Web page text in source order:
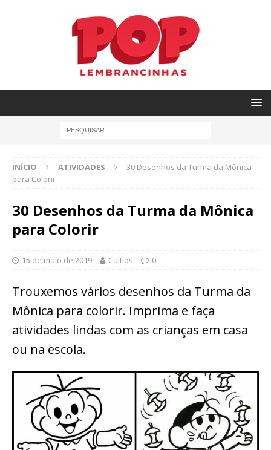
INÍCIO ATIVIDADES
30 Desenhos da Turma da Mônica
para Colorir
30 Desenhos da Turma da Mônica
para Colorir
15 de maio de 2019 Cultips 0
Trouxemos vários desenhos da Turma da
Mônica para colorir. Imprima e faça
atividades lindas com as crianças em casa
ou na escola.